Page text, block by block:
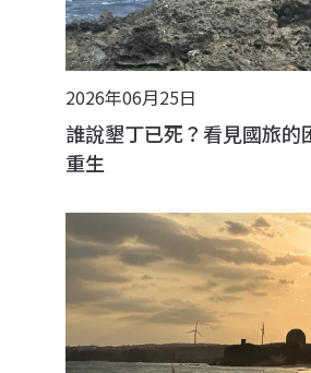
2026年06月25日
誰說墾丁已死？看見國旅的
重生